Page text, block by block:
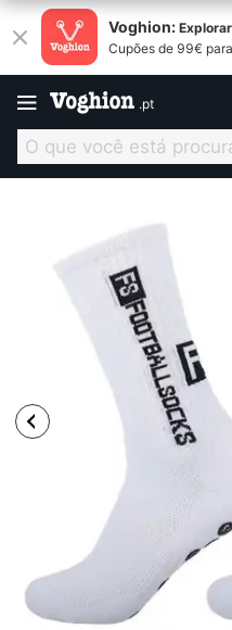
Voghion:
Cupões de 99€
.pt